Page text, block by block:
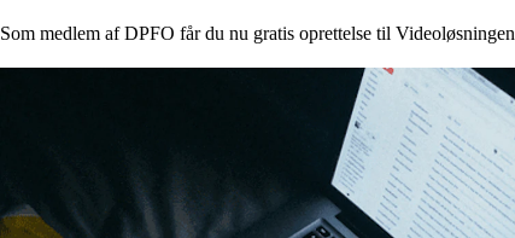
Som medlem af DPFO får du nu gratis oprettelse til Videoløsningen